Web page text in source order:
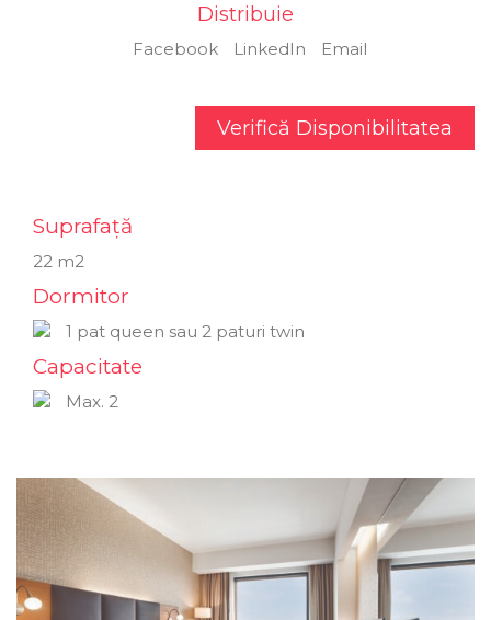
Distribuie
Facebook LinkedIn Email
Verifică Disponibilitatea
Suprafață
22 m2
Dormitor
1 pat queen sau 2 paturi twin
Capacitate
Max. 2